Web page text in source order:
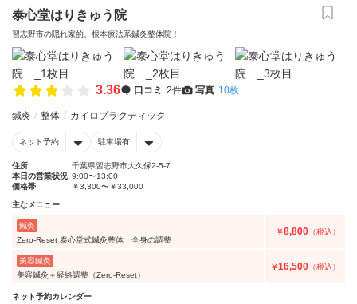
泰心堂はりきゅう院
習志野市の隠れ家的、根本療法系鍼灸整体院！
3.36 口コミ 2件 写真 10枚
鍼灸 整体 カイロプラクティック
ネット予約 駐車場有
住所
千葉県習志野市大久保2-5-7
本日の営業状況 9:00〜13:00
価格帯
￥3,300〜￥33,000
主なメニュー
鍼灸
Zero-Reset 泰心堂式鍼灸整体 全身の調整
￥8,800 （税込）
美容鍼灸
美容鍼灸＋経絡調整（Zero-Reset）
￥16,500 （税込）
ネット予約カレンダー